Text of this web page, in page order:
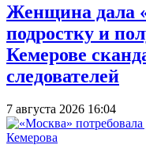
Женщина дала
подростку и
Кемерове
следователей
7 августа 2026 16:04